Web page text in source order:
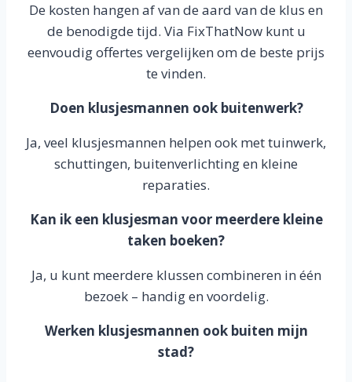
De kosten hangen af van de aard van de klus en
de benodigde tijd. Via FixThatNow kunt u
eenvoudig offertes vergelijken om de beste prijs
te vinden.
Doen klusjesmannen ook buitenwerk?
Ja, veel klusjesmannen helpen ook met tuinwerk,
schuttingen, buitenverlichting en kleine
reparaties.
Kan ik een klusjesman voor meerdere kleine
taken boeken?
Ja, u kunt meerdere klussen combineren in één
bezoek – handig en voordelig.
Werken klusjesmannen ook buiten mijn
stad?